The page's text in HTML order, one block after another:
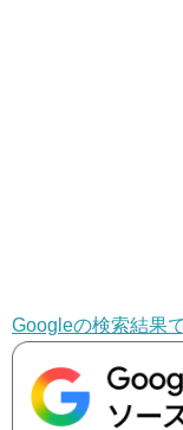
Googleの検索結果